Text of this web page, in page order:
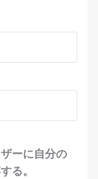
ーに自分の
る。